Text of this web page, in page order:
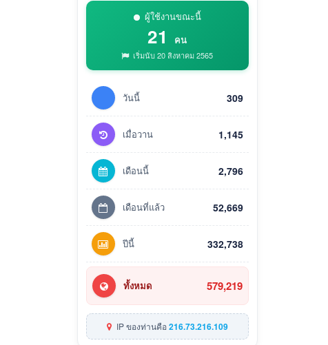
ผู้ใช้งานขณะนี้
21 คน
เริ่มนับ 20 สิงหาคม 2565
วันนี้ 309
เมื่อวาน 1,145
เดือนนี้ 2,796
เดือนที่แล้ว 52,669
ปีนี้ 332,738
ทั้งหมด 579,219
IP ของท่านคือ216.73.216.109